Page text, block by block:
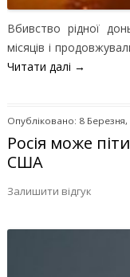
Вбивство рідної
місяців і
Читати далі →
Опубліковано: 8 Березня,
Росія може
США
Залишити відгук